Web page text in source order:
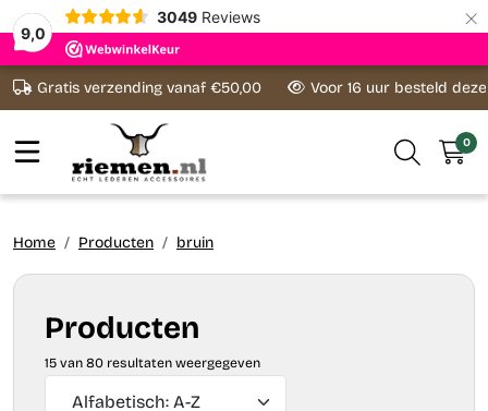
9,0
3049 Reviews ×
Ga naar content
Gratis verzending vanaf €50,00 Voor 16 uur besteld
0
Home Producten bruin
Producten
15 van 80 resultaten weergegeven